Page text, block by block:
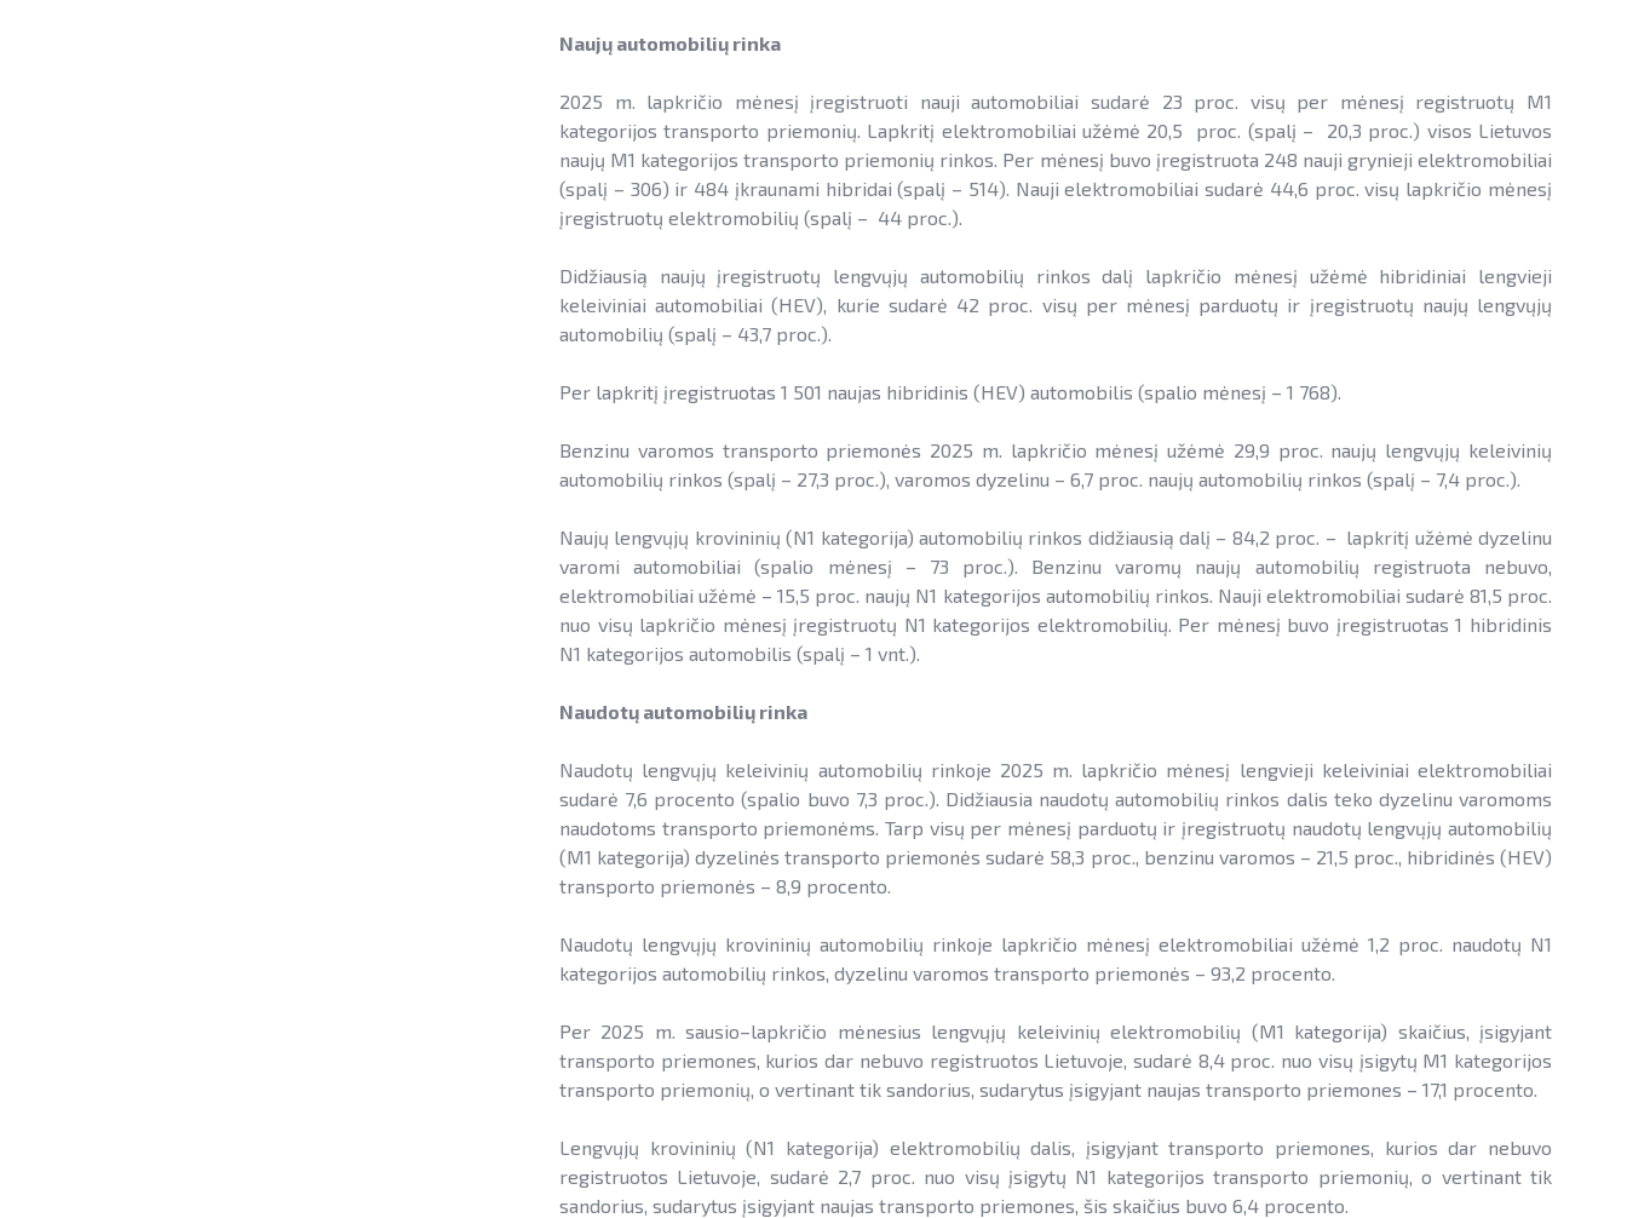
Naujų automobilių rinka
2025 m. lapkričio mėnesį įregistruoti nauji automobiliai sudarė 23 proc. visų per mėnesį registruotų M1
kategorijos transporto priemonių. Lapkritį elektromobiliai užėmė 20,5 proc. (spalį – 20,3 proc.) visos Lietuvos
naujų M1 kategorijos transporto priemonių rinkos. Per mėnesį buvo įregistruota 248 nauji grynieji elektromobiliai
(spalį – 306) ir 484 įkraunami hibridai (spalį – 514). Nauji elektromobiliai sudarė 44,6 proc. visų lapkričio mėnesį
įregistruotų elektromobilių (spalį – 44 proc.).
Didžiausią naujų įregistruotų lengvųjų automobilių rinkos dalį lapkričio mėnesį užėmė hibridiniai lengvieji
keleiviniai automobiliai (HEV), kurie sudarė 42 proc. visų per mėnesį parduotų ir įregistruotų naujų lengvųjų
automobilių (spalį – 43,7 proc.).
Per lapkritį įregistruotas 1 501 naujas hibridinis (HEV) automobilis (spalio mėnesį – 1 768).
Benzinu varomos transporto priemonės 2025 m. lapkričio mėnesį užėmė 29,9 proc. naujų lengvųjų keleivinių
automobilių rinkos (spalį – 27,3 proc.), varomos dyzelinu – 6,7 proc. naujų automobilių rinkos (spalį – 7,4 proc.).
Naujų lengvųjų krovininių (N1 kategorija) automobilių rinkos didžiausią dalį – 84,2 proc. – lapkritį užėmė dyzelinu
varomi automobiliai (spalio mėnesį – 73 proc.). Benzinu varomų naujų automobilių registruota nebuvo,
elektromobiliai užėmė – 15,5 proc. naujų N1 kategorijos automobilių rinkos. Nauji elektromobiliai sudarė 81,5 proc.
nuo visų lapkričio mėnesį įregistruotų N1 kategorijos elektromobilių. Per mėnesį buvo įregistruotas 1 hibridinis
N1 kategorijos automobilis (spalį – 1 vnt.).
Naudotų automobilių rinka
Naudotų lengvųjų keleivinių automobilių rinkoje 2025 m. lapkričio mėnesį lengvieji keleiviniai elektromobiliai
sudarė 7,6 procento (spalio buvo 7,3 proc.). Didžiausia naudotų automobilių rinkos dalis teko dyzelinu varomoms
naudotoms transporto priemonėms. Tarp visų per mėnesį parduotų ir įregistruotų naudotų lengvųjų automobilių
(M1 kategorija) dyzelinės transporto priemonės sudarė 58,3 proc., benzinu varomos – 21,5 proc., hibridinės (HEV)
transporto priemonės – 8,9 procento.
Naudotų lengvųjų krovininių automobilių rinkoje lapkričio mėnesį elektromobiliai užėmė 1,2 proc. naudotų N1
kategorijos automobilių rinkos, dyzelinu varomos transporto priemonės – 93,2 procento.
Per 2025 m. sausio–lapkričio mėnesius lengvųjų keleivinių elektromobilių (M1 kategorija) skaičius, įsigyjant
transporto priemones, kurios dar nebuvo registruotos Lietuvoje, sudarė 8,4 proc. nuo visų įsigytų M1 kategorijos
transporto priemonių, o vertinant tik sandorius, sudarytus įsigyjant naujas transporto priemones – 17,1 procento.
Lengvųjų krovininių (N1 kategorija) elektromobilių dalis, įsigyjant transporto priemones, kurios dar nebuvo
registruotos Lietuvoje, sudarė 2,7 proc. nuo visų įsigytų N1 kategorijos transporto priemonių, o vertinant tik
sandorius, sudarytus įsigyjant naujas transporto priemones, šis skaičius buvo 6,4 procento.